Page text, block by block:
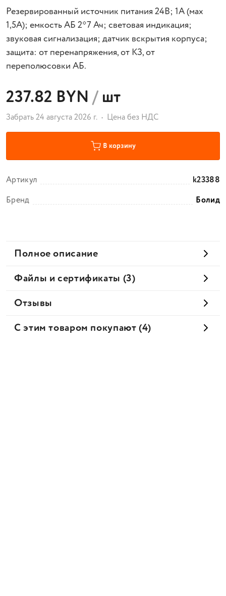
Резервированный источник питания 24В; 1А (мах
1,5А); емкость АБ 2*7 Ач; световая индикация;
звуковая сигнализация; датчик вскрытия корпуса;
защита: от перенапряжения, от КЗ, от
переполюсовки АБ.
237.82 BYN/шт
Забрать 24 августа 2026 г. Цена без НДС
В корзину
Артикул
k23388
Бренд
Болид
Полное описание
Файлы и сертификаты (3)
Отзывы
С этим товаром покупают (4)